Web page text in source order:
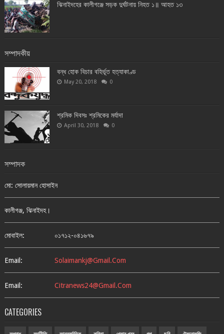
ঝিনাইদহের কালীগঞ্জে সড়ক দুর্ঘটনায় নিহত ১॥ আহত ১৩
সম্পাদকীয়
বন্ধ হোক বিচার বহির্ভূত হত্যাকাণ্ড
May 20, 2018 0
শ্রমিক দিবসঃ শ্রমিকের মর্যাদা
April 30, 2018 0
সম্পাদক
মো: সোলায়মান হোসাইন
কালীগঞ্জ, ঝিনাইদহ।
মোবাইল: ০১৭১২-০৪১৬৭৯
Email: Solaimankj@gmail.com
Email: Citranews24@gmail.com
CATEGORIES